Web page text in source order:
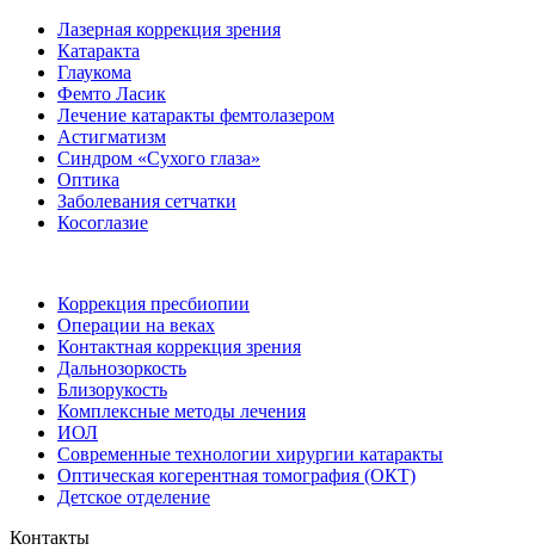
Лазерная коррекция зрения
Катаракта
Глаукома
Фемто Ласик
Лечение катаракты фемтолазером
Астигматизм
Синдром «Сухого глаза»
Оптика
Заболевания сетчатки
Косоглазие
Коррекция пресбиопии
Операции на веках
Контактная коррекция зрения
Дальнозоркость
Близорукость
Комплексные методы лечения
ИОЛ
Современные технологии хирургии катаракты
Оптическая когерентная томография (ОКТ)
Детское отделение
Контакты